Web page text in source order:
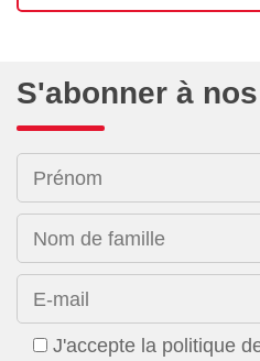
S'abonner à
Prénom
Nom de famille
E-mail
J'accepte la politique